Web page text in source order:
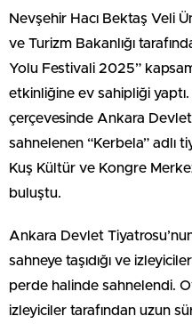
Nevşehir Hacı Bektaş Veli
ve Turizm Bakanlığı
Yolu Festivali 2025”
etkinliğine ev sahipliği
çerçevesinde Ankara
sahnelenen “Kerbela” adlı
Kuş Kültür ve Kongre
buluştu.
Ankara Devlet
sahneye taşıdığı ve
perde halinde sahnelendi.
izleyiciler tarafından uzun